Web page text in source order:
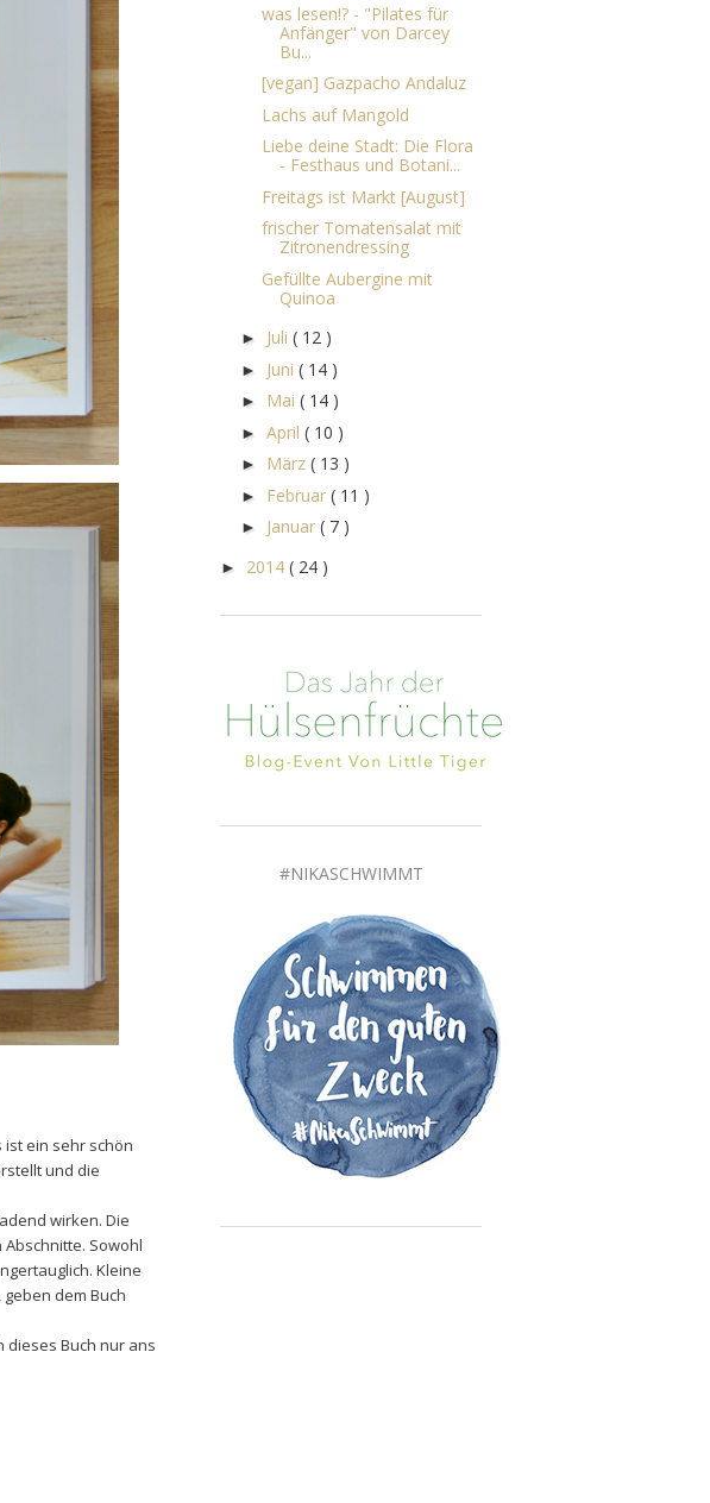
ist ein sehr schön
und die
wirken. Die
Sowohl
Kleine
dem Buch
dieses Buch nur ans
was lesen!? - "Pilates für
Anfänger" von Darcey
Bu...
[vegan] Gazpacho Andaluz
Lachs auf Mangold
Liebe deine Stadt: Die Flora
- Festhaus und Botani...
Freitags ist Markt [August]
frischer Tomatensalat mit
Zitronendressing
Gefüllte Aubergine mit
Quinoa
► Juli ( 12 )
► Juni ( 14 )
► Mai ( 14 )
► April ( 10 )
► März ( 13 )
► Februar ( 11 )
► Januar ( 7 )
► 2014 ( 24 )
#NIKASCHWIMMT